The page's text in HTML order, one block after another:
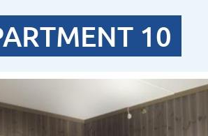
10